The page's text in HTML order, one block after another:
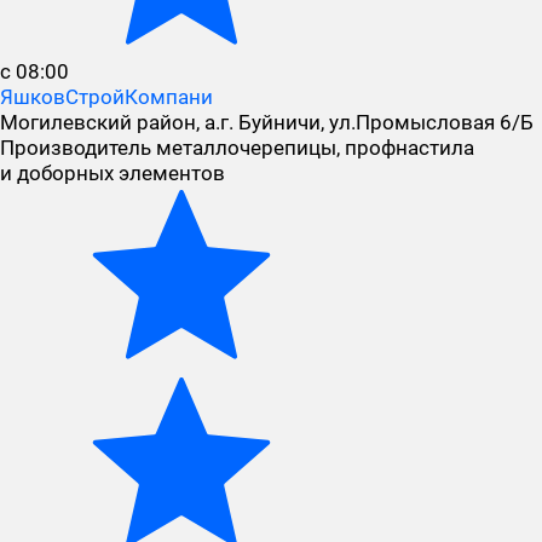
с 08:00
ЯшковСтройКомпани
Могилевский район, а.г. Буйничи, ул.Промысловая 6/Б
Производитель металлочерепицы, профнастила
и доборных элементов